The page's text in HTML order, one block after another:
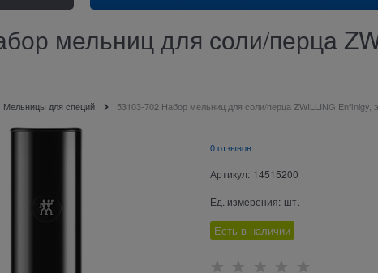
мельниц для соли/перца
Мельницы для специй 53103-702 Набор мельниц для соли/перца ZWILLING Enfinigy,
0 отзывов
Артикул: 14515200
Ед. измерения: шт.
Есть в наличии